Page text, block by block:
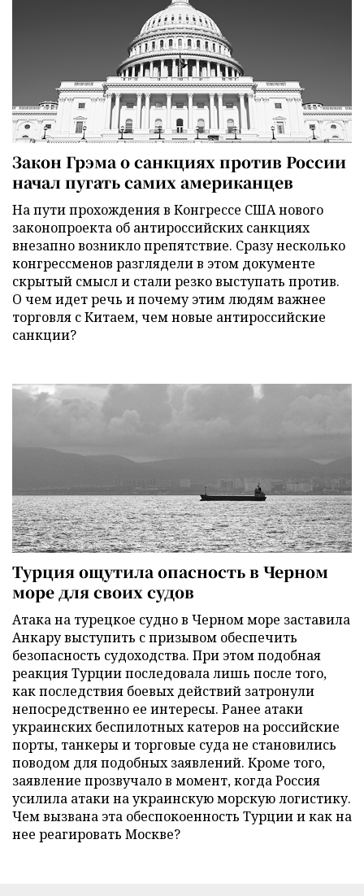
Закон Грэма о санкциях против России
начал пугать самих американцев
На пути прохождения в Конгрессе США нового
законопроекта об антироссийских санкциях
внезапно возникло препятствие. Сразу несколько
конгрессменов разглядели в этом документе
скрытый смысл и стали резко выступать против.
О чем идет речь и почему этим людям важнее
торговля с Китаем, чем новые антироссийские
санкции?
Турция ощутила опасность в Черном
море для своих судов
Атака на турецкое судно в Черном море заставила
Анкару выступить с призывом обеспечить
безопасность судоходства. При этом подобная
реакция Турции последовала лишь после того,
как последствия боевых действий затронули
непосредственно ее интересы. Ранее атаки
украинских беспилотных катеров на российские
порты, танкеры и торговые суда не становились
поводом для подобных заявлений. Кроме того,
заявление прозвучало в момент, когда Россия
усилила атаки на украинскую морскую логистику.
Чем вызвана эта обеспокоенность Турции и как на
нее реагировать Москве?